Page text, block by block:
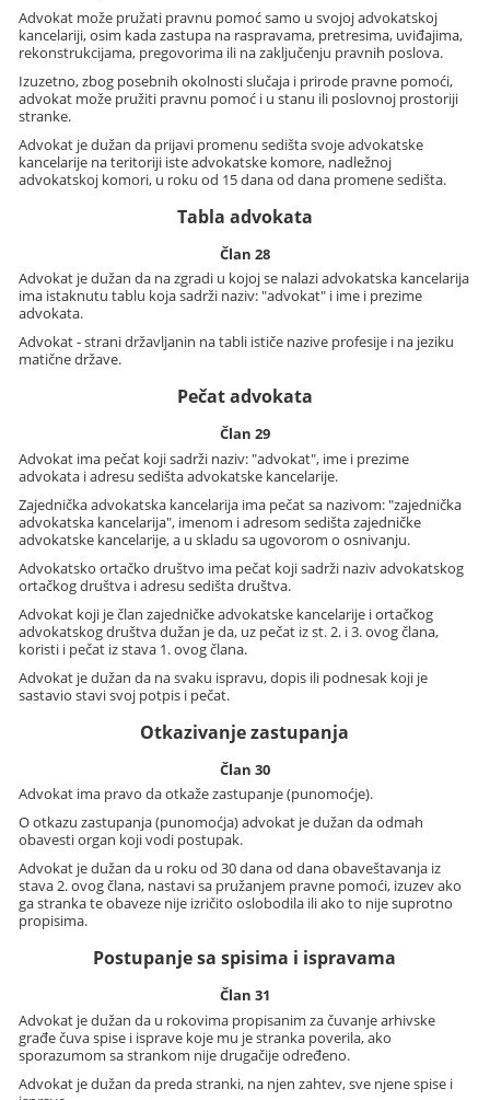
Advokat može pružati pravnu pomoć samo u svojoj advokatskoj
kancelariji, osim kada zastupa na raspravama, pretresima, uviđajima,
rekonstrukcijama, pregovorima ili na zaključenju pravnih poslova.
Izuzetno, zbog posebnih okolnosti slučaja i prirode pravne pomoći,
advokat može pružiti pravnu pomoć i u stanu ili poslovnoj prostoriji
stranke.
Advokat je dužan da prijavi promenu sedišta svoje advokatske
kancelarije na teritoriji iste advokatske komore, nadležnoj
advokatskoj komori, u roku od 15 dana od dana promene sedišta.
Tabla advokata
Član 28
Advokat je dužan da na zgradi u kojoj se nalazi advokatska kancelarija
ima istaknutu tablu koja sadrži naziv: "advokat" i ime i prezime
advokata.
Advokat - strani državljanin na tabli ističe nazive profesije i na jeziku
matične države.
Pečat advokata
Član 29
Advokat ima pečat koji sadrži naziv: "advokat", ime i prezime
advokata i adresu sedišta advokatske kancelarije.
Zajednička advokatska kancelarija ima pečat sa nazivom: "zajednička
advokatska kancelarija", imenom i adresom sedišta zajedničke
advokatske kancelarije, a u skladu sa ugovorom o osnivanju.
Advokatsko ortačko društvo ima pečat koji sadrži naziv advokatskog
ortačkog društva i adresu sedišta društva.
Advokat koji je član zajedničke advokatske kancelarije i ortačkog
advokatskog društva dužan je da, uz pečat iz st. 2. i 3. ovog člana,
koristi i pečat iz stava 1. ovog člana.
Advokat je dužan da na svaku ispravu, dopis ili podnesak koji je
sastavio stavi svoj potpis i pečat.
Otkazivanje zastupanja
Član 30
Advokat ima pravo da otkaže zastupanje (punomoćje).
O otkazu zastupanja (punomoćja) advokat je dužan da odmah
obavesti organ koji vodi postupak.
Advokat je dužan da u roku od 30 dana od dana obaveštavanja iz
stava 2. ovog člana, nastavi sa pružanjem pravne pomoći, izuzev ako
ga stranka te obaveze nije izričito oslobodila ili ako to nije suprotno
propisima.
Postupanje sa spisima i ispravama
Član 31
Advokat je dužan da u rokovima propisanim za čuvanje arhivske
građe čuva spise i isprave koje mu je stranka poverila, ako
sporazumom sa strankom nije drugačije određeno.
Advokat je dužan da preda stranki, na njen zahtev, sve njene spise i